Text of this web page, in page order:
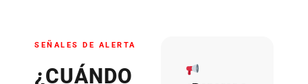
SEÑALES DE ALERTA
¿CUÁNDO